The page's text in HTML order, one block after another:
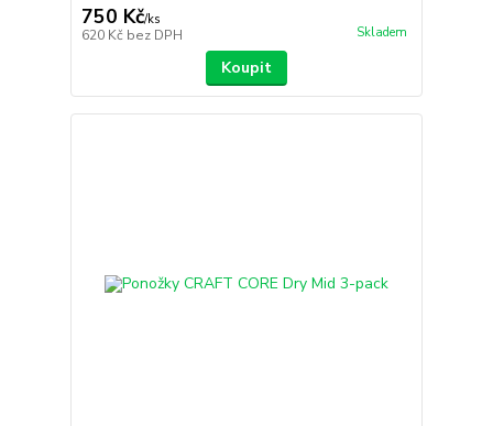
750 Kč/ks
620 Kč bez DPH Skladem
Koupit